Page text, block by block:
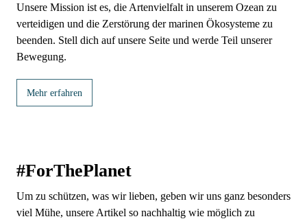
Unsere Mission ist es, die Artenvielfalt in unserem Ozean zu
verteidigen und die Zerstörung der marinen Ökosysteme zu
beenden. Stell dich auf unsere Seite und werde Teil unserer
Bewegung.
Mehr erfahren
#ForThePlanet
Um zu schützen, was wir lieben, geben wir uns ganz besonders
viel Mühe, unsere Artikel so nachhaltig wie möglich zu